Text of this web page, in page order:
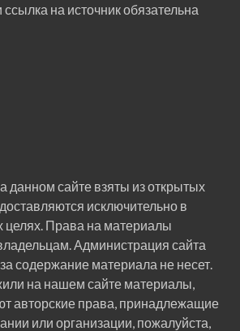
на источник обязательна
данном сайте взяты из открытых
исключительно в
целях. Права на материалы
Администрация сайта
содержание материала не несет.
на нашем сайте материалы,
авторские права, принадлежащие
или организации, пожалуйста,